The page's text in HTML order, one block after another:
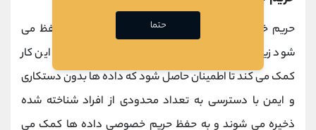
حریم خصوصی داده ها تحتبلاک چین کنسرسیوم
حفظ می
شود زیرا دسترسی فقط با کاربران در کنسرسیوم است. این کار
کمک می کند تا اطمینان حاصل شود که داده ها بدون دستکاری
و ایمن با دسترسی به تعداد محدودی از افراد شناخته شده
ذخیره می شوند و به حفظ حریم خصوصی داده ها کمک می
حتما